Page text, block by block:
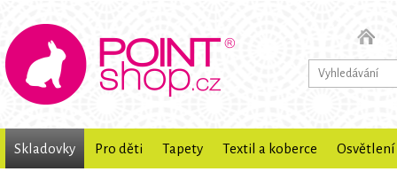
Skladovky Pro děti Tapety Textil a koberce Osvětlení